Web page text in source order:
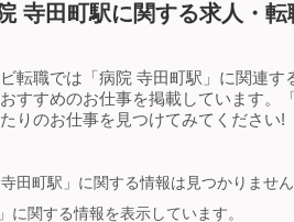
寺田町駅に関する求人・
転職では「病院 寺田町駅」に関連
すすめのお仕事を掲載しています。
りのお仕事を見つけてみてください!
寺田町駅」に関する情報は見つかりません
に関する情報を表示しています。